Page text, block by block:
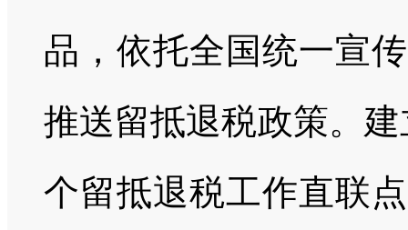
品，依托全国统一宣
推送留抵退税政策。
个留抵退税工作直联